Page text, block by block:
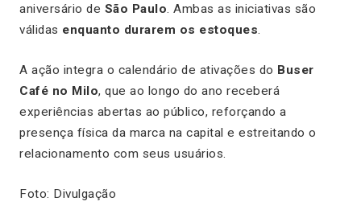
aniversário de São Paulo. Ambas as iniciativas são
válidas enquanto durarem os estoques.
A ação integra o calendário de ativações do Buser
Café no Milo, que ao longo do ano receberá
experiências abertas ao público, reforçando a
presença física da marca na capital e estreitando o
relacionamento com seus usuários.
Foto: Divulgação